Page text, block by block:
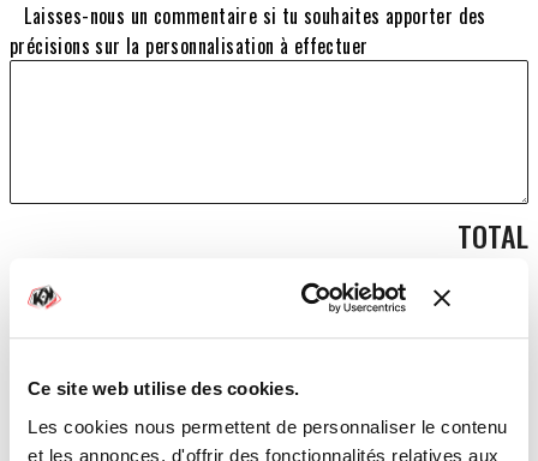
Ce site web utilise des cookies.
Les cookies nous permettent de personnaliser le contenu
et les annonces, d'offrir des fonctionnalités relatives aux
Laisses-nous un commentaire si tu souhaites apporter des
précisions sur la personnalisation à effectuer
TOTAL
179,00 €
AJOUTER AU PANIER